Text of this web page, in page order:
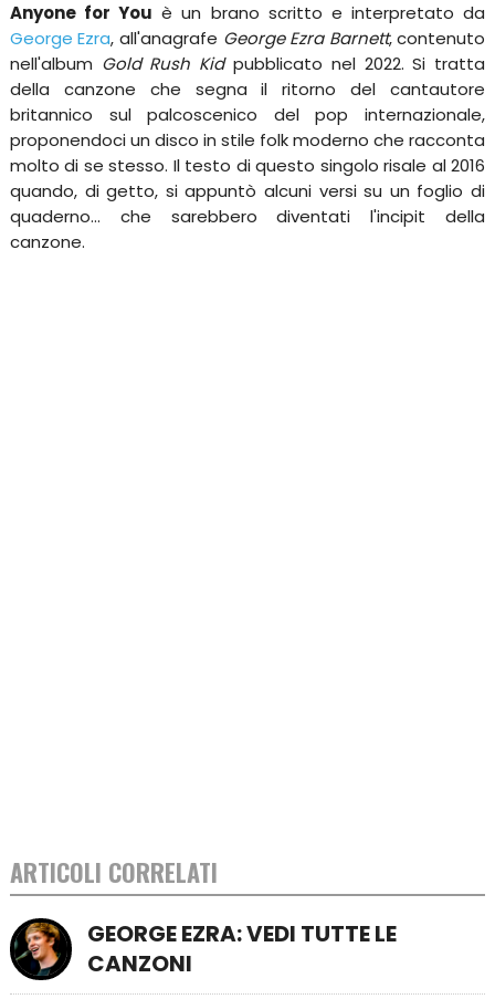
Anyone for You è un brano scritto e interpretato da
George Ezra, all'anagrafe George Ezra Barnett, contenuto
nell'album Gold Rush Kidpubblicato nel 2022. Si tratta
della canzone che segna il ritorno del cantautore
britannico sul palcoscenico del pop internazionale,
proponendoci un disco in stile folk moderno che racconta
molto di se stesso. Il testo di questo singolo risale al 2016
quando, di getto, si appuntò alcuni versi su un foglio di
quaderno... che sarebbero diventati l'incipit della
canzone.
ARTICOLI CORRELATI
GEORGE EZRA: VEDI TUTTE LE
CANZONI